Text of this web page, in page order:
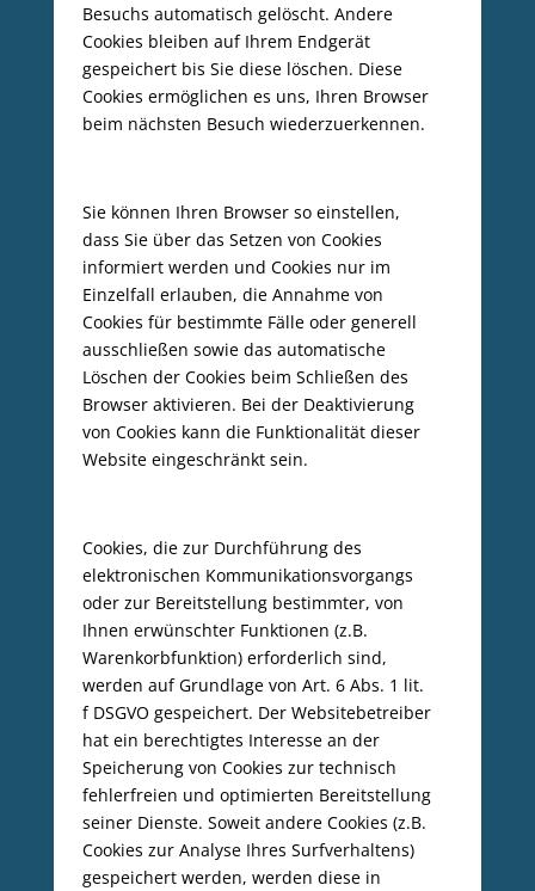
Besuchs automatisch gelöscht. Andere
Cookies bleiben auf Ihrem Endgerät
gespeichert bis Sie diese löschen. Diese
Cookies ermöglichen es uns, Ihren Browser
beim nächsten Besuch wiederzuerkennen.
Sie können Ihren Browser so einstellen,
dass Sie über das Setzen von Cookies
informiert werden und Cookies nur im
Einzelfall erlauben, die Annahme von
Cookies für bestimmte Fälle oder generell
ausschließen sowie das automatische
Löschen der Cookies beim Schließen des
Browser aktivieren. Bei der Deaktivierung
von Cookies kann die Funktionalität dieser
Website eingeschränkt sein.
Cookies, die zur Durchführung des
elektronischen Kommunikationsvorgangs
oder zur Bereitstellung bestimmter, von
Ihnen erwünschter Funktionen (z.B.
Warenkorbfunktion) erforderlich sind,
werden auf Grundlage von Art. 6 Abs. 1 lit.
f DSGVO gespeichert. Der Websitebetreiber
hat ein berechtigtes Interesse an der
Speicherung von Cookies zur technisch
fehlerfreien und optimierten Bereitstellung
seiner Dienste. Soweit andere Cookies (z.B.
Cookies zur Analyse Ihres Surfverhaltens)
gespeichert werden, werden diese in